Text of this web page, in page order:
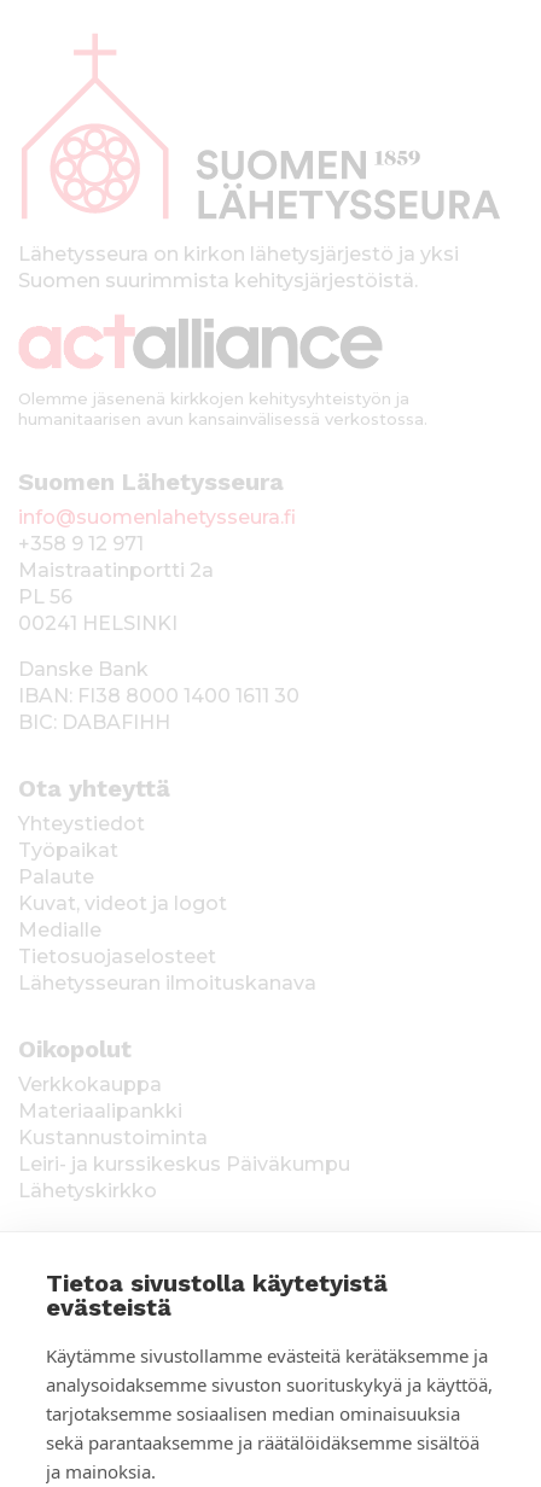
Tietoa sivustolla käytetyistä
evästeistä
Käytämme sivustollamme evästeitä kerätäksemme ja
analysoidaksemme sivuston suorituskykyä ja käyttöä,
tarjotaksemme sosiaalisen median ominaisuuksia
sekä parantaaksemme ja räätälöidäksemme sisältöä
ja mainoksia.
p
kLähetysseura on kirkon lähetysjärjestö ja yksi
Suomen suurimmista kehitysjärjestöistä.
Olemme jäsenenä kirkkojen kehitysyhteistyön ja
humanitaarisen avun kansainvälisessä verkostossa.
Suomen Lähetysseura
info@suomenlahetysseura.fi
+358 9 12 971
Maistraatinportti 2a
PL 56
00241 HELSINKI
Danske Bank
IBAN: FI38 8000 1400 1611 30
BIC: DABAFIHH
Ota yhteyttä
Yhteystiedot
Työpaikat
Palaute
Kuvat, videot ja logot
Medialle
Tietosuojaselosteet
Lähetysseuran ilmoituskanava
Oikopolut
Verkkokauppa
Materiaalipankki
Kustannustoiminta
Leiri- ja kurssikeskus Päiväkumpu
Lähetyskirkko
voimassa toistaiseksi 1.1.2021 alkaen, myönnetty
1.12.2020, Poliisihallitus. Ahvenanmaa ÅLR
2025/5437, voimassa 1.1.–31.12.2026, myönnetty
28.8.2025 Ahvenanmaan maakuntahallitus. Kerätyt
varat käytetään Suomen Lähetysseuran